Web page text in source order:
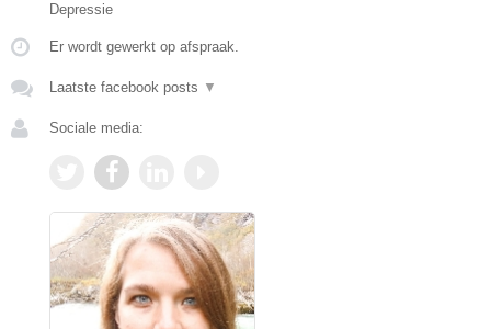
Depressie
Er wordt gewerkt op afspraak.
Laatste facebook posts ▼
Sociale media: